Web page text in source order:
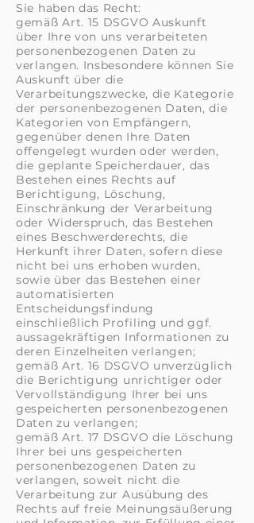
Sie haben das Recht:
gemäß Art. 15 DSGVO Auskunft
über Ihre von uns verarbeiteten
personenbezogenen Daten zu
verlangen. Insbesondere können Sie
Auskunft über die
Verarbeitungszwecke, die Kategorie
der personenbezogenen Daten, die
Kategorien von Empfängern,
gegenüber denen Ihre Daten
offengelegt wurden oder werden,
die geplante Speicherdauer, das
Bestehen eines Rechts auf
Berichtigung, Löschung,
Einschränkung der Verarbeitung
oder Widerspruch, das Bestehen
eines Beschwerderechts, die
Herkunft ihrer Daten, sofern diese
nicht bei uns erhoben wurden,
sowie über das Bestehen einer
automatisierten
Entscheidungsfindung
einschließlich Profiling und ggf.
aussagekräftigen Informationen zu
deren Einzelheiten verlangen;
gemäß Art. 16 DSGVO unverzüglich
die Berichtigung unrichtiger oder
Vervollständigung Ihrer bei uns
gespeicherten personenbezogenen
Daten zu verlangen;
gemäß Art. 17 DSGVO die Löschung
Ihrer bei uns gespeicherten
personenbezogenen Daten zu
verlangen, soweit nicht die
Verarbeitung zur Ausübung des
Rechts auf freie Meinungsäußerung